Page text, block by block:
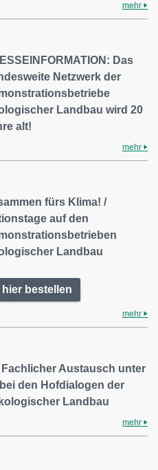
mehr
Das
Netzwerk der
Landbau wird 20
alt!
mehr
fürs Klima! /
auf den
Landbau
bestellen
mehr
Austausch unter
den Hofdialogen der
Landbau
mehr